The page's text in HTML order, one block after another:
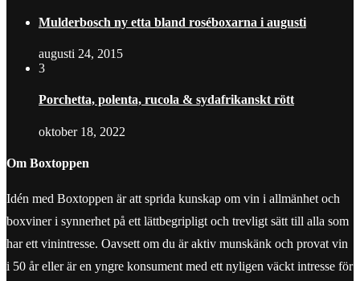
Mulderbosch ny etta bland roséboxarna i augusti
augusti 24, 2015
3
Porchetta, polenta, rucola & sydafrikanskt rött
oktober 18, 2022
Om Boxtoppen
Idén med Boxtoppen är att sprida kunskap om vin i allmänhet och
boxviner i synnerhet på ett lättbegripligt och trevligt sätt till alla som
har ett vinintresse. Oavsett om du är aktiv munskänk och provat vin
i 50 år eller är en yngre konsument med ett nyligen väckt intresse för